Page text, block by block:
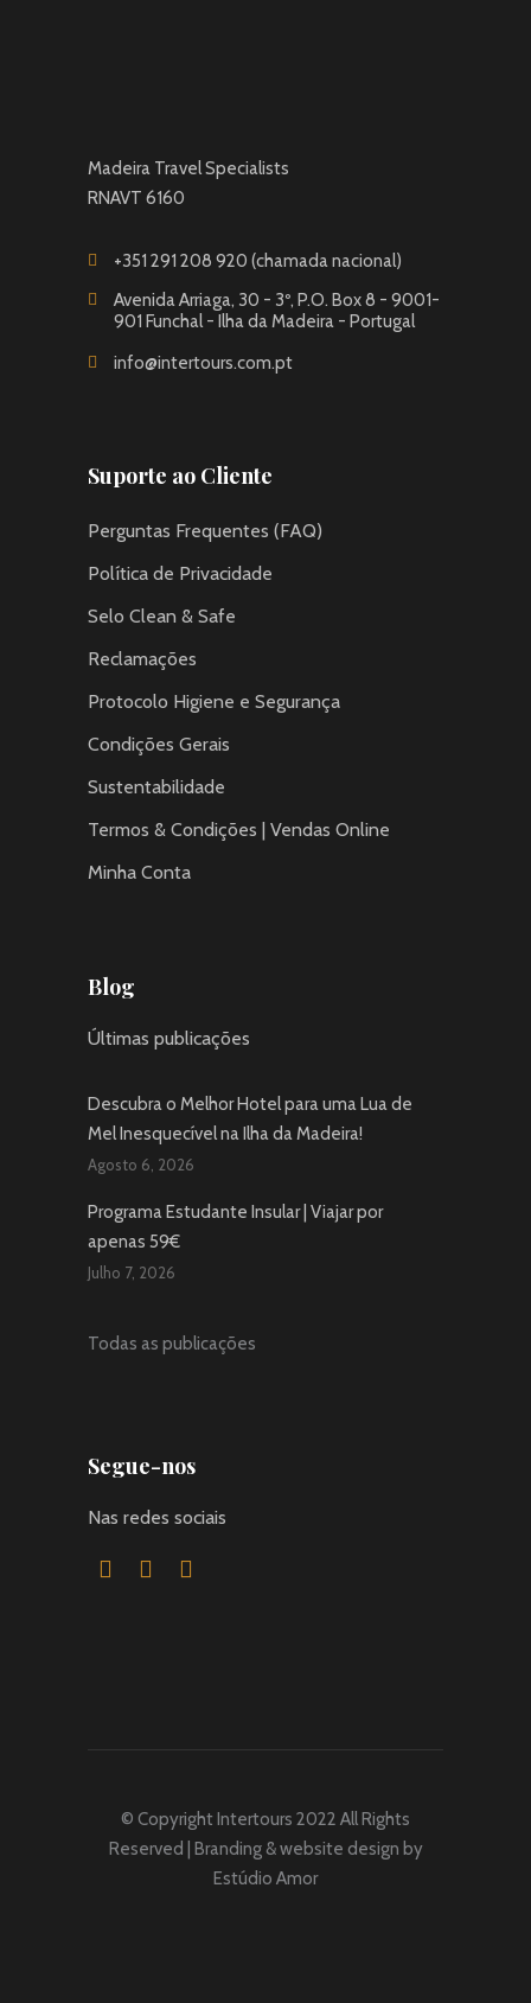
Madeira Travel Specialists
RNAVT 6160
+351 291 208 920 (chamada nacional)
Avenida Arriaga, 30 - 3º, P.O. Box 8 - 9001-
901 Funchal - Ilha da Madeira - Portugal
info@intertours.com.pt
Suporte ao Cliente
Perguntas Frequentes (FAQ)
Política de Privacidade
Selo Clean & Safe
Reclamações
Protocolo Higiene e Segurança
Condições Gerais
Sustentabilidade
Termos & Condições | Vendas Online
Minha Conta
Blog
Últimas publicações
Descubra o Melhor Hotel para uma Lua de
Mel Inesquecível na Ilha da Madeira!
Agosto 6, 2026
Programa Estudante Insular | Viajar por
apenas 59€
Julho 7, 2026
Todas as publicações
Segue-nos
Nas redes sociais
© Copyright Intertours 2022 All Rights
Reserved | Branding & website design by
Estúdio Amor